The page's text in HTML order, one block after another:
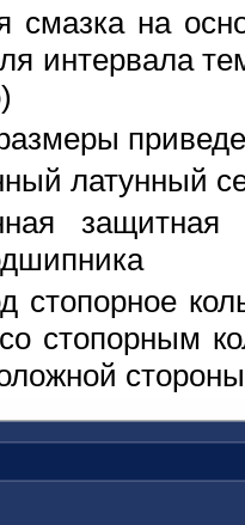
смазка на
интервала
латунный
стопорное
стопорным
стороны